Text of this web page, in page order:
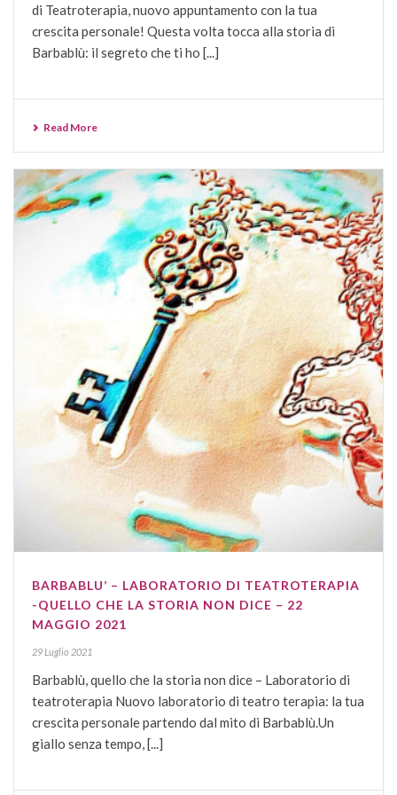
di Teatroterapia, nuovo appuntamento con la tua
crescita personale! Questa volta tocca alla storia di
Barbablù: il segreto che ti ho [...]
Read More
BARBABLU’ – LABORATORIO DI TEATROTERAPIA
-QUELLO CHE LA STORIA NON DICE – 22
MAGGIO 2021
29 Luglio 2021
Barbablù, quello che la storia non dice – Laboratorio di
teatroterapia Nuovo laboratorio di teatro terapia: la tua
crescita personale partendo dal mito di Barbablù.Un
giallo senza tempo, [...]